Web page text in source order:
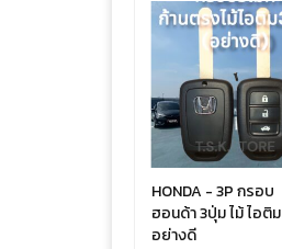
HONDA - 3P กรอบ
ฮอนด้า 3ปุ่ม ไม้ ไอติม
อย่างดี